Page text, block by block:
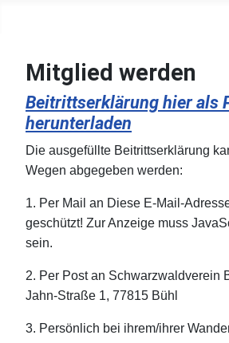
Mitglied werden
Beitrittserklärung hier als
herunterladen
Die ausgefüllte Beitrittserklärung
Wegen abgegeben werden:
1. Per Mail an Diese E-Mail-
geschützt! Zur Anzeige muss
sein.
2. Per Post an Schwarzwaldverein
Jahn-Straße 1, 77815 Bühl
3. Persönlich bei ihrem/ihrer